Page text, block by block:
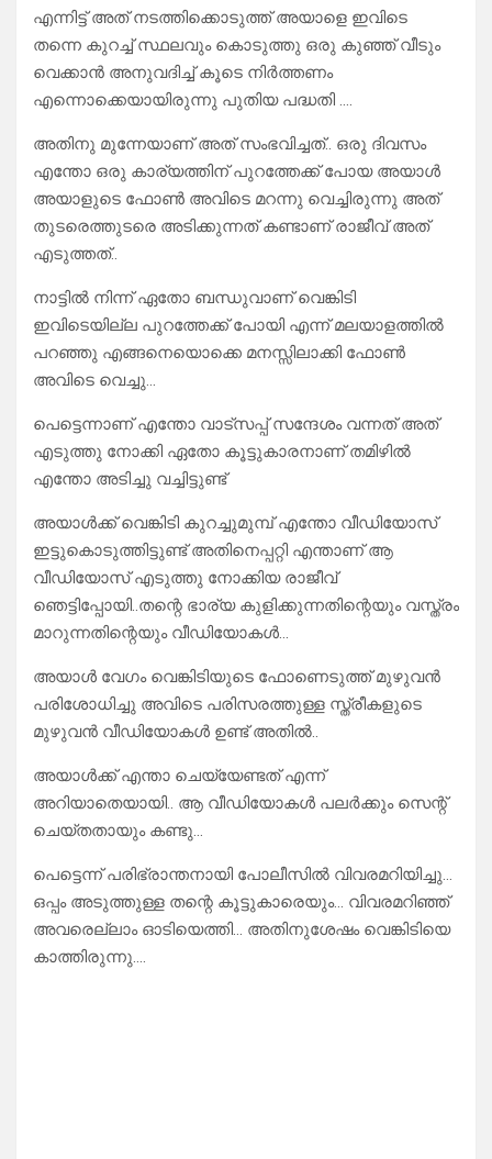
എന്നിട്ട് അത് നടത്തിക്കൊടുത്ത് അയാളെ ഇവിടെ
തന്നെ കുറച്ച് സ്ഥലവും കൊടുത്തു ഒരു കുഞ്ഞ് വീടും
വെക്കാൻ അനുവദിച്ച് കൂടെ നിർത്തണം
എന്നൊക്കെയായിരുന്നു പുതിയ പദ്ധതി ….
അതിനു മുന്നേയാണ് അത് സംഭവിച്ചത്.. ഒരു ദിവസം
എന്തോ ഒരു കാര്യത്തിന് പുറത്തേക്ക് പോയ അയാൾ
അയാളുടെ ഫോൺ അവിടെ മറന്നു വെച്ചിരുന്നു അത്
തുടരെത്തുടരെ അടിക്കുന്നത് കണ്ടാണ് രാജീവ് അത്
എടുത്തത്..
നാട്ടിൽ നിന്ന് ഏതോ ബന്ധുവാണ് വെങ്കിടി
ഇവിടെയില്ല പുറത്തേക്ക് പോയി എന്ന് മലയാളത്തിൽ
പറഞ്ഞു എങ്ങനെയൊക്കെ മനസ്സിലാക്കി ഫോൺ
അവിടെ വെച്ചു…
പെട്ടെന്നാണ് എന്തോ വാട്സപ്പ് സന്ദേശം വന്നത് അത്
എടുത്തു നോക്കി ഏതോ കൂട്ടുകാരനാണ് തമിഴിൽ
എന്തോ അടിച്ചു വച്ചിട്ടുണ്ട്
അയാൾക്ക് വെങ്കിടി കുറച്ചുമുമ്പ് എന്തോ വീഡിയോസ്
ഇട്ടുകൊടുത്തിട്ടുണ്ട് അതിനെപ്പറ്റി എന്താണ് ആ
വീഡിയോസ് എടുത്തു നോക്കിയ രാജീവ്
ഞെട്ടിപ്പോയി..തന്റെ ഭാര്യ കുളിക്കുന്നതിന്റെയും വസ്ത്രം
മാറുന്നതിന്റെയും വീഡിയോകൾ…
അയാൾ വേഗം വെങ്കിടിയുടെ ഫോണെടുത്ത് മുഴുവൻ
പരിശോധിച്ചു അവിടെ പരിസരത്തുള്ള സ്ത്രീകളുടെ
മുഴുവൻ വീഡിയോകൾ ഉണ്ട് അതിൽ..
അയാൾക്ക് എന്താ ചെയ്യേണ്ടത് എന്ന്
അറിയാതെയായി.. ആ വീഡിയോകൾ പലർക്കും സെന്റ്
ചെയ്തതായും കണ്ടു…
പെട്ടെന്ന് പരിഭ്രാന്തനായി പോലീസിൽ വിവരമറിയിച്ചു…
ഒപ്പം അടുത്തുള്ള തന്റെ കൂട്ടുകാരെയും… വിവരമറിഞ്ഞ്
അവരെല്ലാം ഓടിയെത്തി… അതിനുശേഷം വെങ്കിടിയെ
കാത്തിരുന്നു….